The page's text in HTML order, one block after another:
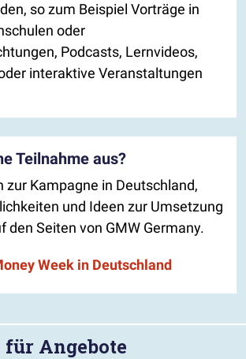
so zum Beispiel Vorträge in
oder
Podcasts, Lernvideos,
interaktive Veranstaltungen
Teilnahme aus?
zur Kampagne in Deutschland,
und Ideen zur Umsetzung
den Seiten von GMW Germany.
Week in Deutschland
Angebote